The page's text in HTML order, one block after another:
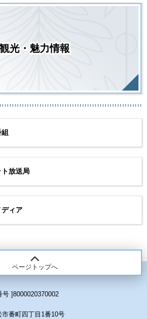
観光・魅力情報
放送局
ディア
ページトップへ
号 ]8000020370002
番町四丁目1番10号